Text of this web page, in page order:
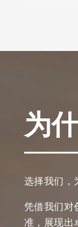
为
选择我们，
凭借我们对
准，展现出